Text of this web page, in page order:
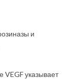
и
VEGF указывает